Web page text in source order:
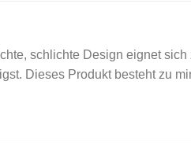
schlichte Design eignet
Dieses Produkt besteht zu